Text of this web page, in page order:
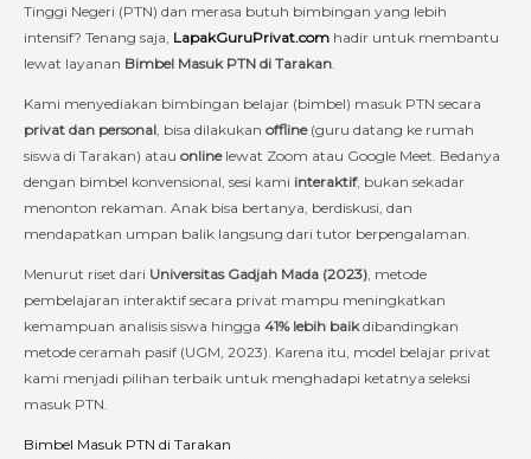
Tinggi Negeri (PTN) dan merasa butuh bimbingan yang lebih
intensif? Tenang saja, LapakGuruPrivat.com hadir untuk membantu
lewat layanan Bimbel Masuk PTN di Tarakan
Kami menyediakan bimbingan belajar (bimbel) masuk PTN secara
privat dan personal , bisa dilakukan offline(guru datang ke rumah
siswa di Tarakan) atau onlinelewat Zoom atau Google Meet. Bedanya
dengan bimbel konvensional, sesi kami interaktif, bukan sekadar
menonton rekaman. Anak bisa bertanya, berdiskusi, dan
mendapatkan umpan balik langsung dari tutor berpengalaman.
Menurut riset dari Universitas Gadjah Mada (2023) , metode
pembelajaran interaktif secara privat mampu meningkatkan
kemampuan analisis siswa hingga 41% lebih baikdibandingkan
metode ceramah pasif (UGM, 2023). Karena itu, model belajar privat
kami menjadi pilihan terbaik untuk menghadapi ketatnya seleksi
masuk PTN.
Bimbel Masuk PTN di Tarakan